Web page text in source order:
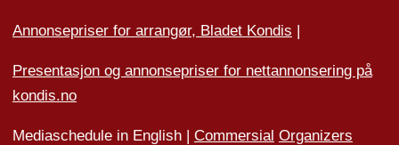
Annonsepriser for arrangør, Bladet Kondis |
Presentasjon og annonsepriser for nettannonsering på
kondis.no
Mediaschedule in English | Commersial Organizers